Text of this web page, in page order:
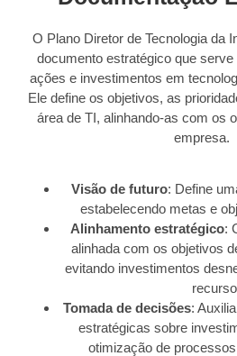
O Plano Diretor de Tecnologia da
documento estratégico que
ações e investimentos em
Ele define os objetivos, as
área de TI, alinhando-as com os
empresa.
Visão de futuro: Define
estabelecendo metas e
Alinhamento estratégico:
alinhada com os objetivos
evitando investimentos
Tomada de decisões:
estratégicas sobre
otimização de